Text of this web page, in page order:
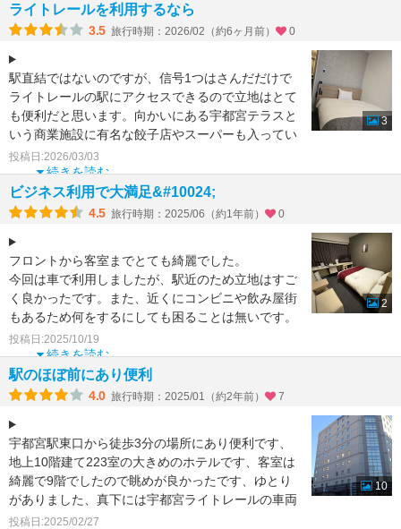
ライトレールを利用するなら
3.5 旅行時期：2026/02（約6ヶ月前） 0
駅直結ではないのですが、信号1つはさんだだけで
ライトレールの駅にアクセスできるので立地はとて
も便利だと思います。向かいにある宇都宮テラスと
いう商業施設に有名な餃子店やスーパーも入ってい
て長期滞在にも便
続きを読む
投稿日:2026/03/03
3
ビジネス利用で大満足&#10024;
4.5 旅行時期：2025/06（約1年前） 0
フロントから客室までとても綺麗でした。
今回は車で利用しましたが、駅近のため立地はすご
く良かったです。また、近くにコンビニや飲み屋街
もあるため何をするにしても困ることは無いです。
ビジネス利用のた
続きを読む
投稿日:2025/10/19
2
駅のほぼ前にあり便利
4.0 旅行時期：2025/01（約2年前） 7
宇都宮駅東口から徒歩3分の場所にあり便利です、
地上10階建て223室の大きめのホテルです、客室は
綺麗で9階でしたので眺めが良かったです、ゆとり
がありました、真下には宇都宮ライトレールの車両
が走行してま
投稿日:2025/02/27
10